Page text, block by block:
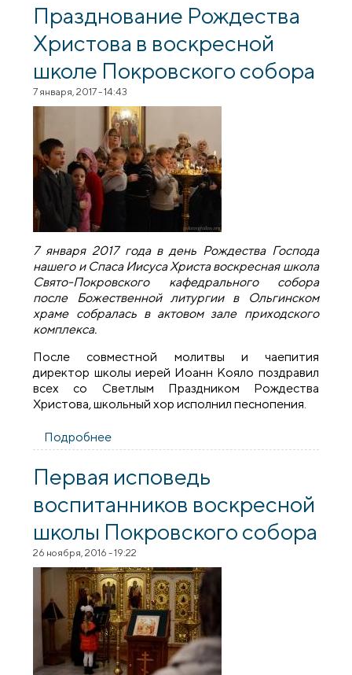
Празднование Рождества
Христова в воскресной
школе Покровского собора
7 января, 2017 - 14:43
7 января 2017 года в день Рождества Господа
нашего и Спаса Иисуса Христа воскресная школа
Свято-Покровского кафедрального собора
после Божественной литургии в Ольгинском
храме собралась в актовом зале приходского
комплекса.
После совместной молитвы и чаепития
директор школы иерей Иоанн Кояло поздравил
всех со Светлым Праздником Рождества
Христова, школьный хор исполнил песнопения.
Подробнее
воскресной школе Покровского собора
Первая исповедь
воспитанников воскресной
школы Покровского собора
26 ноября, 2016 - 19:22